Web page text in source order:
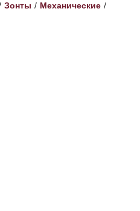
Зонты Механические